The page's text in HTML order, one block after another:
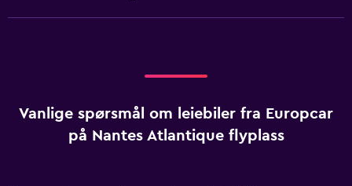
Vanlige spørsmål om leiebiler fra Europcar
på Nantes Atlantique flyplass